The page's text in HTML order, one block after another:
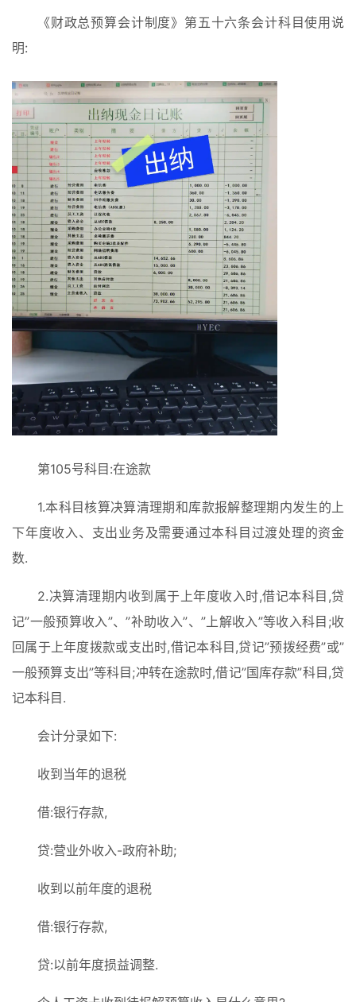
《财政总预算会计制度》第五十六条会计科目使用说
明:
第105号科目:在途款
1.本科目核算决算清理期和库款报解整理期内发生的上
下年度收入、支出业务及需要通过本科目过渡处理的资金
数.
2.决算清理期内收到属于上年度收入时,借记本科目,贷
记”一般预算收入”、”补助收入”、”上解收入”等收入科目;收
回属于上年度拨款或支出时,借记本科目,贷记”预拨经费”或”
一般预算支出”等科目;冲转在途款时,借记”国库存款”科目,贷
记本科目.
会计分录如下:
收到当年的退税
借:银行存款,
贷:营业外收入-政府补助;
收到以前年度的退税
借:银行存款,
贷:以前年度损益调整.